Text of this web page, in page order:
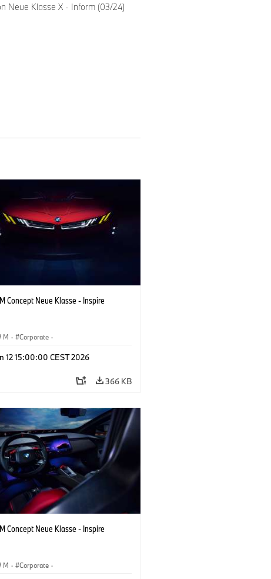
Neue Klasse X - Inform (03/24)
Concept Neue Klasse - Inspire
M · Corporate ·
12 15:00:00 CEST 2026
366 KB
Concept Neue Klasse - Inspire
M · Corporate ·